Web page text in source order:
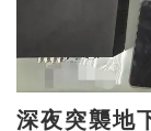
深夜突襲地